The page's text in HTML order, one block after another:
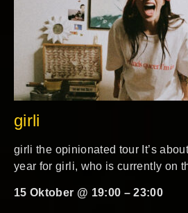
girli
girli the opinionated tour It’s
year for girli, who is currently on
15 Oktober @ 19:00 –23:00